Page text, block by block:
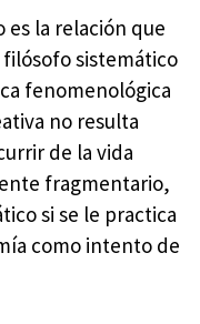
es la relación que
sistemático
fenomenológica
no resulta
de la vida
fragmentario,
si se le practica
como intento de